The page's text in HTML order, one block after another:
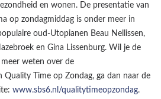
en wonen. De presentatie van
op zondagmiddag is onder meer in
oud-Utopianen Beau Nellissen,
en Gina Lissenburg. Wil je de
weten over de
Quality Time op Zondag, ga dan naar de
www.sbs6.nl/qualitytimeopzondag.